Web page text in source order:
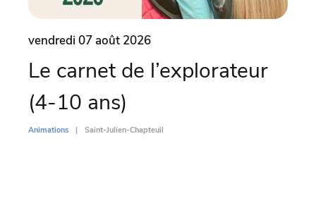
vendredi 07 août 2026
Le carnet de l’explorateur
(4-10 ans)
Animations Saint-Julien-Chapteuil